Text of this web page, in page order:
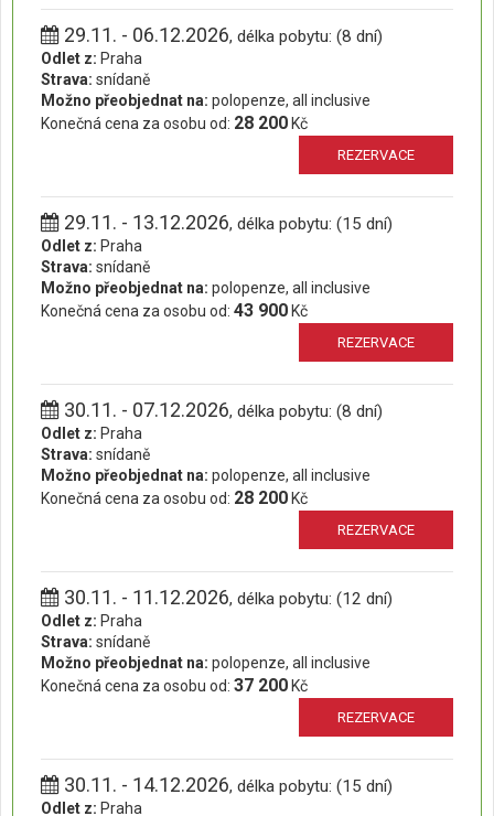
29.11. - 06.12.2026, délka pobytu: (8 dní)
Odlet z: Praha
Strava: snídaně
Možno přeobjednat na: polopenze, all inclusive
Konečná cena za osobu od: 28 200 Kč
REZERVACE
29.11. - 13.12.2026, délka pobytu: (15 dní)
Odlet z: Praha
Strava: snídaně
Možno přeobjednat na: polopenze, all inclusive
Konečná cena za osobu od: 43 900 Kč
REZERVACE
30.11. - 07.12.2026, délka pobytu: (8 dní)
Odlet z: Praha
Strava: snídaně
Možno přeobjednat na: polopenze, all inclusive
Konečná cena za osobu od: 28 200 Kč
REZERVACE
30.11. - 11.12.2026, délka pobytu: (12 dní)
Odlet z: Praha
Strava: snídaně
Možno přeobjednat na: polopenze, all inclusive
Konečná cena za osobu od: 37 200 Kč
REZERVACE
30.11. - 14.12.2026, délka pobytu: (15 dní)
Odlet z: Praha